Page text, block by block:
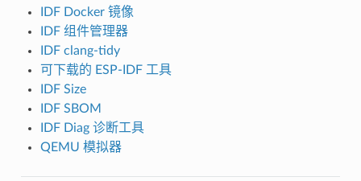
IDF Docker 镜像
IDF 组件管理器
IDF clang-tidy
可下载的 ESP-IDF 工具
IDF Size
IDF SBOM
IDF Diag 诊断工具
QEMU 模拟器